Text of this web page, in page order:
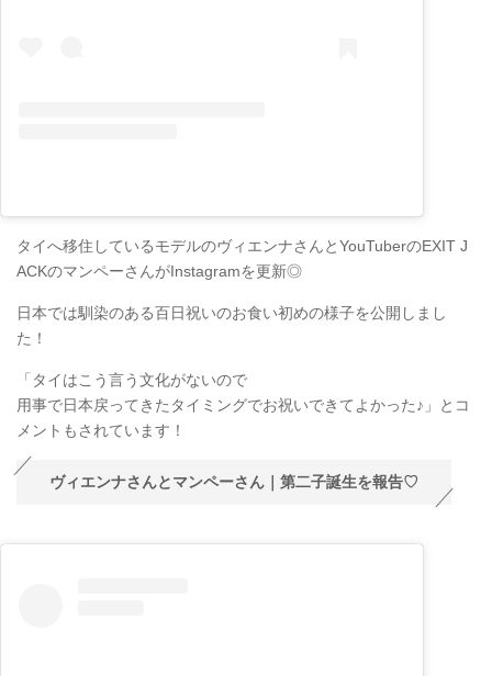
タイへ移住しているモデルのヴィエンナさんとYouTuberのEXIT J
ACKのマンペーさんがInstagramを更新◎
日本では馴染のある百日祝いのお食い初めの様子を公開しまし
た！
「タイはこう言う文化がないので
用事で日本戻ってきたタイミングでお祝いできてよかった♪」とコ
メントもされています！
ヴィエンナさんとマンペーさん｜第二子誕生を報告♡